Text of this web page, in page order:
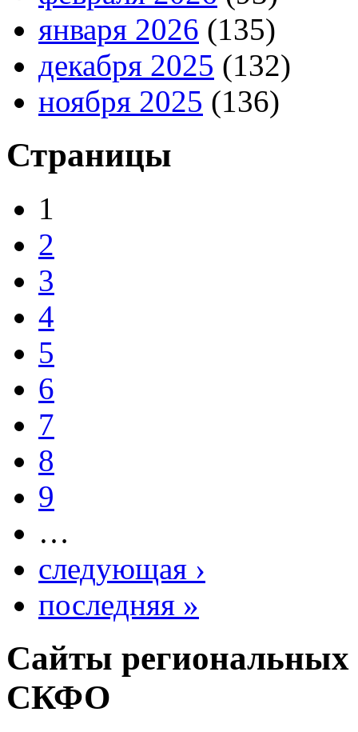
января 2026 (135)
декабря 2025 (132)
ноября 2025 (136)
Страницы
1
2
3
4
5
6
7
8
9
…
следующая ›
последняя »
Сайты
СКФО